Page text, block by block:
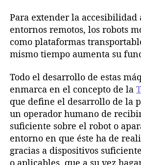
Para extender la accesibilidad
entornos remotos, los robots
como plataformas
mismo tiempo aumenta su
Todo el desarrollo de estas
enmarca en el concepto de la
que define el desarrollo de la
un operador humano de
suficiente sobre el robot o
entorno en que éste ha de
gracias a dispositivos
o aplicables, que a su vez